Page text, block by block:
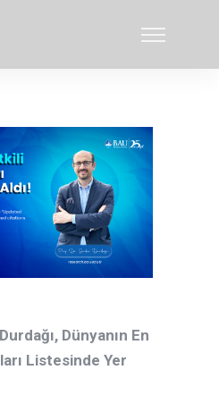
Dünyanın En
Listesinde Yer